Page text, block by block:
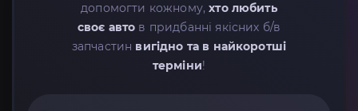
допомогти кожному,хто любить
своє авто в придбанні якісних б/в
запчастин вигідно та в найкоротші
терміни!